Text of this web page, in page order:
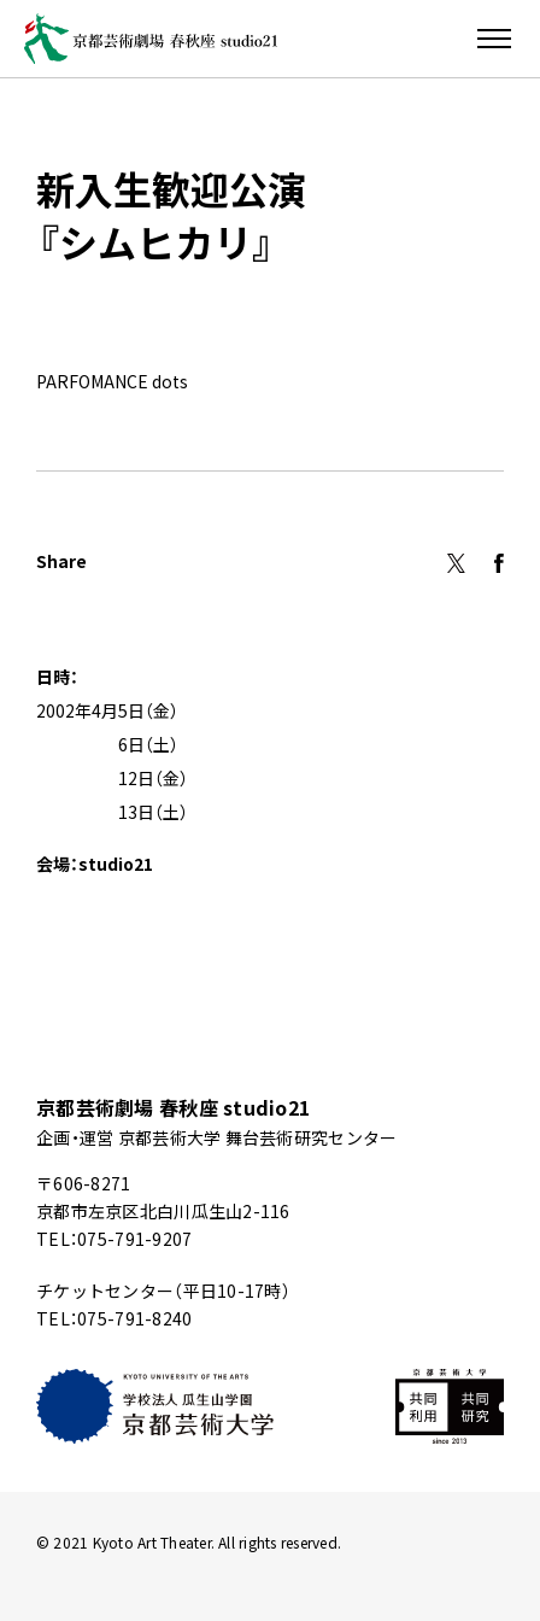
新入生歓迎公演
『シムヒカリ』
PARFOMANCE dots
Share
日時：
2002年4月5日（金）
6日（土）
12日（金）
13日（土）
会場：studio21
京都芸術劇場 春秋座 studio21
企画・運営 京都芸術大学 舞台芸術研究センター
〒606-8271
京都市左京区北白川瓜生山2-116
TEL：075-791-9207
チケットセンター（平日10-17時）
TEL：075-791-8240
© 2021 Kyoto Art Theater. All rights reserved.